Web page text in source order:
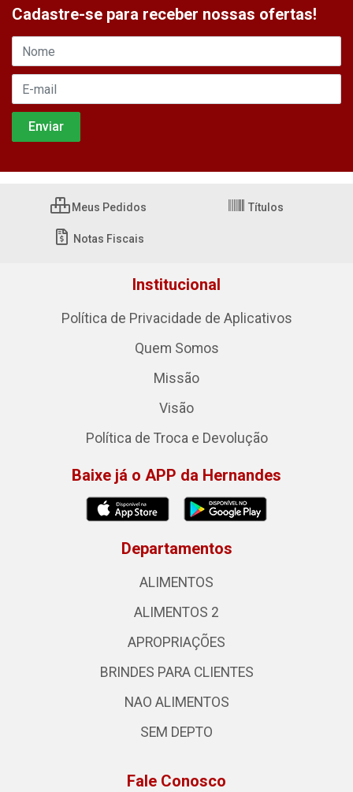
Cadastre-se para receber nossas ofertas!
Meus Pedidos Títulos
Notas Fiscais
Institucional
Política de Privacidade de Aplicativos
Quem Somos
Missão
Visão
Política de Troca e Devolução
Baixe já o APP da Hernandes
Departamentos
ALIMENTOS
ALIMENTOS 2
APROPRIAÇÕES
BRINDES PARA CLIENTES
NAO ALIMENTOS
SEM DEPTO
Fale Conosco